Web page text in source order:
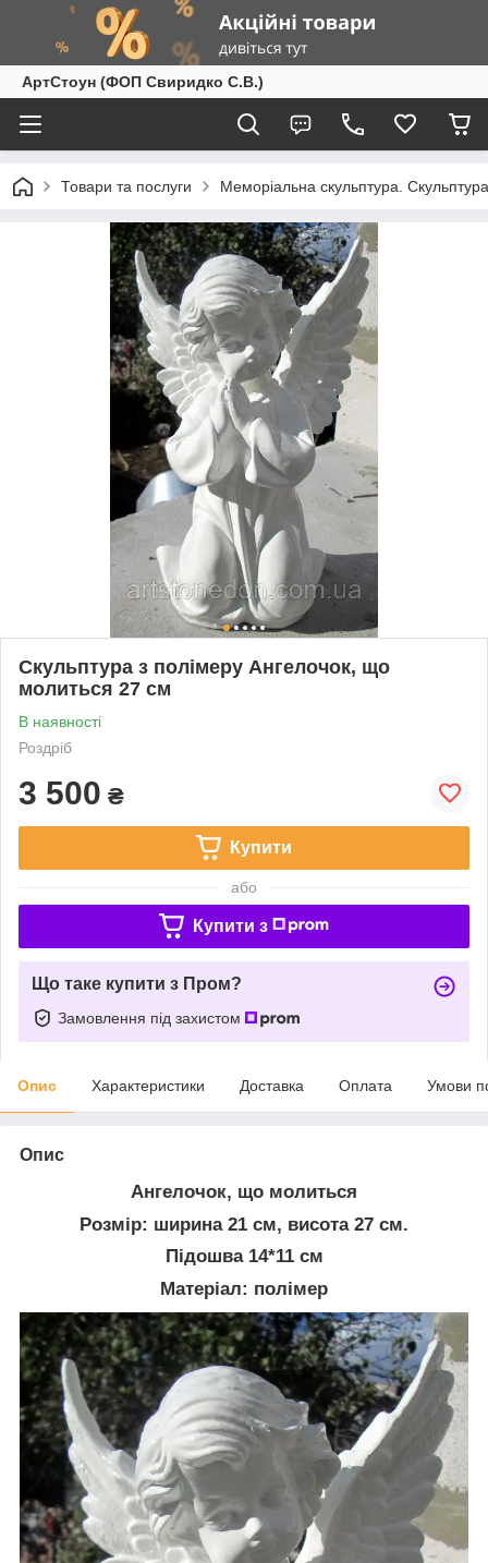
АртСтоун (ФОП Свиридко С.В.)
Товари та послуги Меморіальна скульптура.
Скульптура з полімеру Ангелочок, що
молиться 27 см
В наявності
Роздріб
3 500 ₴
Купити
або
Купити з
Що таке купити з Пром?
Замовлення під захистом
Опис Характеристики Доставка Оплата Умови
Опис
Ангелочок, що молиться
Розмір: ширина 21 см, висота 27 см.
Підошва 14*11 см
Матеріал: полімер